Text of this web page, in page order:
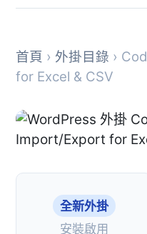
首頁 › 外掛目錄 ›
for Excel & CSV
全新外掛
安裝啟用